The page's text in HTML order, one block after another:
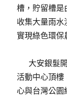
槽，貯留槽是
收集大量雨水
實現綠色環保
大安銀髮開
活動中心頂樓
心與台灣公園